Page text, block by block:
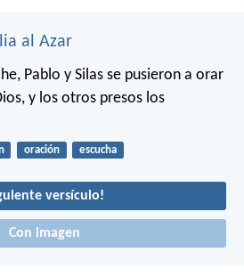
al Azar
Pablo y Silas se pusieron a orar
y los otros presos los
oración escucha
versículo!
Con imagen